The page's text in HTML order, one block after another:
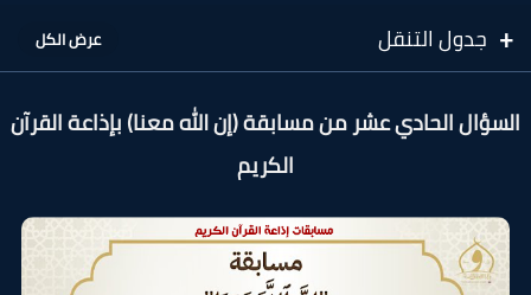
جدول التنقل
الحادي عشر من مسابقة (إن الله معنا) بإذاعة القرآن
الكريم